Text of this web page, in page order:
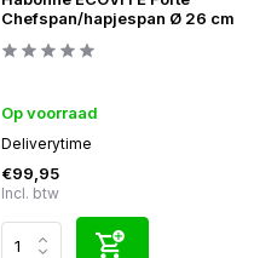
Chefspan/hapjespan Ø 26 cm
Op voorraad
Deliverytime
€99,95
Incl. btw